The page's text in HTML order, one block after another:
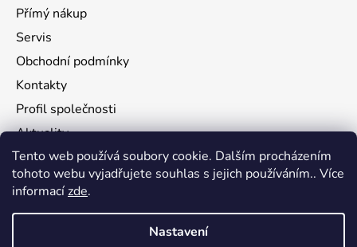
Tento web používá soubory cookie. Dalším procházením
tohoto webu vyjadřujete souhlas s jejich používáním.. Více
informacízde.
Nastavení
Přímý nákup
Servis
Obchodní podmínky
Kontakty
Profil společnosti
Aktuality
Ochrana osobních údajů
Ke stažení